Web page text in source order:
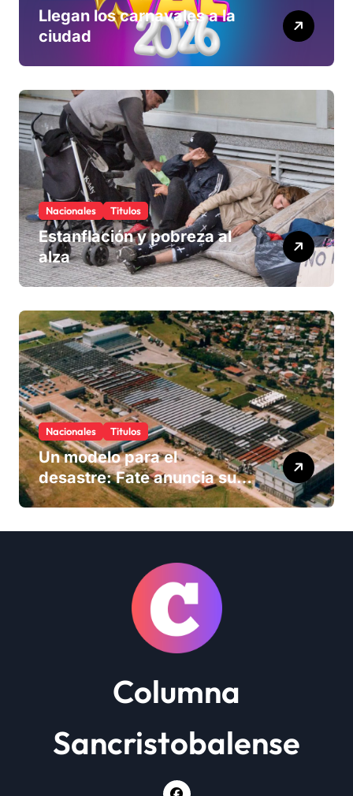
Llegan los carnavales a la
ciudad
Nacionales Titulos
Estanflación y pobreza al
alza
Nacionales Titulos
Un modelo para el
desastre: Fate anuncia su
cierre definitivo y despide a
Columna
Sancristobalense